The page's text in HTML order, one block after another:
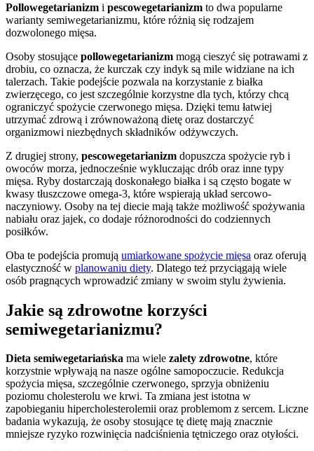
Pollowegetarianizm i pescowegetarianizm to dwa popularne
warianty semiwegetarianizmu, które różnią się rodzajem
dozwolonego mięsa.
Osoby stosujące pollowegetarianizm mogą cieszyć się potrawami z
drobiu, co oznacza, że kurczak czy indyk są mile widziane na ich
talerzach. Takie podejście pozwala na korzystanie z białka
zwierzęcego, co jest szczególnie korzystne dla tych, którzy chcą
ograniczyć spożycie czerwonego mięsa. Dzięki temu łatwiej
utrzymać zdrową i zrównoważoną dietę oraz dostarczyć
organizmowi niezbędnych składników odżywczych.
Z drugiej strony, pescowegetarianizm dopuszcza spożycie ryb i
owoców morza, jednocześnie wykluczając drób oraz inne typy
mięsa. Ryby dostarczają doskonałego białka i są często bogate w
kwasy tłuszczowe omega-3, które wspierają układ sercowo-
naczyniowy. Osoby na tej diecie mają także możliwość spożywania
nabiału oraz jajek, co dodaje różnorodności do codziennych
posiłków.
Oba te podejścia promują umiarkowane spożycie mięsa oraz oferują
elastyczność w planowaniu diety. Dlatego też przyciągają wiele
osób pragnących wprowadzić zmiany w swoim stylu żywienia.
Jakie są zdrowotne korzyści
semiwegetarianizmu?
Dieta semiwegetariańska ma wiele zalety zdrowotne, które
korzystnie wpływają na nasze ogólne samopoczucie. Redukcja
spożycia mięsa, szczególnie czerwonego, sprzyja obniżeniu
poziomu cholesterolu we krwi. Ta zmiana jest istotna w
zapobieganiu hipercholesterolemii oraz problemom z sercem. Liczne
badania wykazują, że osoby stosujące tę dietę mają znacznie
mniejsze ryzyko rozwinięcia nadciśnienia tętniczego oraz otyłości.